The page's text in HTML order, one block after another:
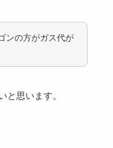
ンの方がガス代が
と思います。